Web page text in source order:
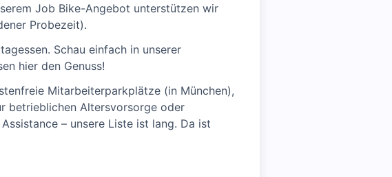
Job Bike-Angebot unterstützen wir
Probezeit).
Schau einfach in unserer
hier den Genuss!
Mitarbeiterparkplätze (in München),
betrieblichen Altersvorsorge oder
– unsere Liste ist lang. Da ist